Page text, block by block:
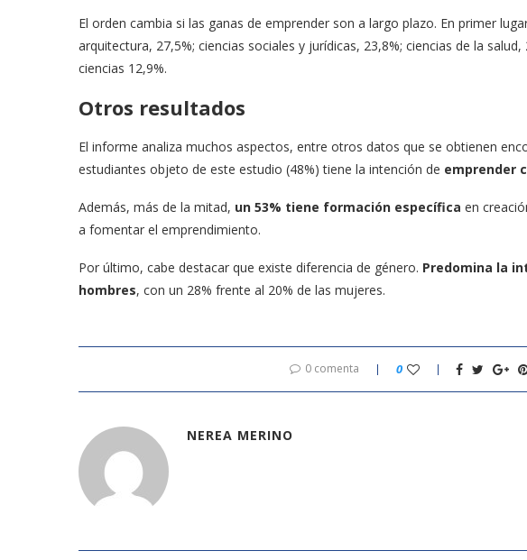
El orden cambia si las ganas de emprender son a largo plazo. En primer
arquitectura, 27,5%; ciencias sociales y jurídicas, 23,8%; ciencias de la
ciencias 12,9%.
Otros resultados
El informe analiza muchos aspectos, entre otros datos que se obtienen
estudiantes objeto de este estudio (48%) tiene la intención de emprender
Además, más de la mitad, un 53% tiene formación específica en
a fomentar el emprendimiento.
Por último, cabe destacar que existe diferencia de género. Predomina la
hombres, con un 28% frente al 20% de las mujeres.
0 comenta 0
NEREA MERINO